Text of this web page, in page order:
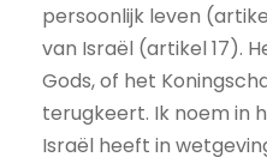
persoonlijk leven
van Israël (artikel 17).
Gods, of het
terugkeert. Ik noem in
Israël heeft in